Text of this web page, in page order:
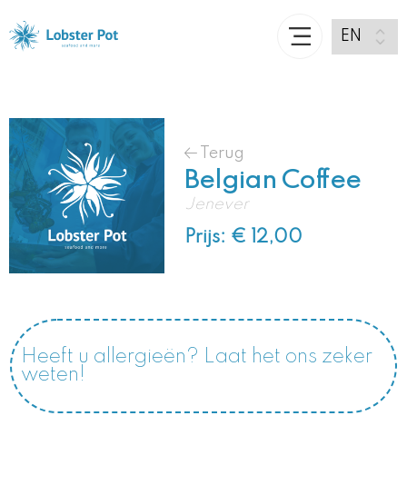
Terug
Belgian Coffee
Jenever
Prijs: € 12,00
Heeft u allergieën? Laat het ons zeker
weten!